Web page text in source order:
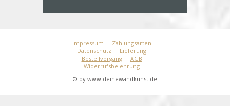
Impressum
Zahlungsarten
Datenschutz
Lieferung
Bestellvorgang
AGB
Widerrufsbelehrung
© by www.deinewandkunst.de